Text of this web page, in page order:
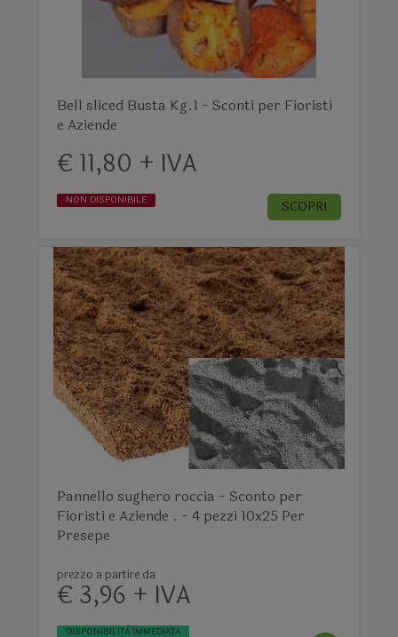
Bell sliced Busta Kg.1 - Sconti per Fioristi
e Aziende
€ 11,80 + IVA
NON DISPONIBILE SCOPRI
Pannello sughero roccia - Sconto per
Fioristi e Aziende . - 4 pezzi 10x25 Per
Presepe
prezzo a partire da
€ 3,96 + IVA
DISPONIBILITÀ IMMEDIATA